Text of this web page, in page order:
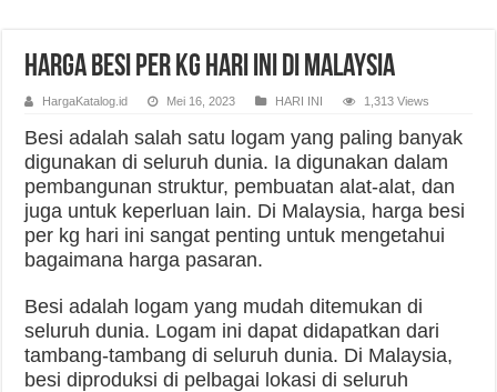
Harga Besi Per Kg Hari Ini di Malaysia
HargaKatalog.id Mei 16, 2023 HARI INI 1,313 Views
Besi adalah salah satu logam yang paling banyak
digunakan di seluruh dunia. Ia digunakan dalam
pembangunan struktur, pembuatan alat-alat, dan
juga untuk keperluan lain. Di Malaysia, harga besi
per kg hari ini sangat penting untuk mengetahui
bagaimana harga pasaran.
Besi adalah logam yang mudah ditemukan di
seluruh dunia. Logam ini dapat didapatkan dari
tambang-tambang di seluruh dunia. Di Malaysia,
besi diproduksi di pelbagai lokasi di seluruh